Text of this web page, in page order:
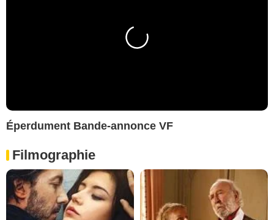
Éperdument Bande-annonce VF
Filmographie